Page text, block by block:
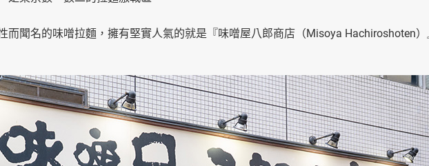
而聞名的味噌拉麵，擁有堅實人氣的就是『味噌屋八郎商店（Misoya Hachiroshoten